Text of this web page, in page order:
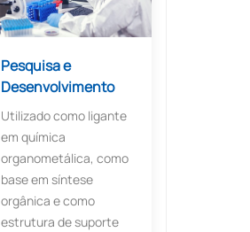
Pesquisa e
Desenvolvimento
Utilizado como ligante
em química
organometálica, como
base em síntese
orgânica e como
estrutura de suporte